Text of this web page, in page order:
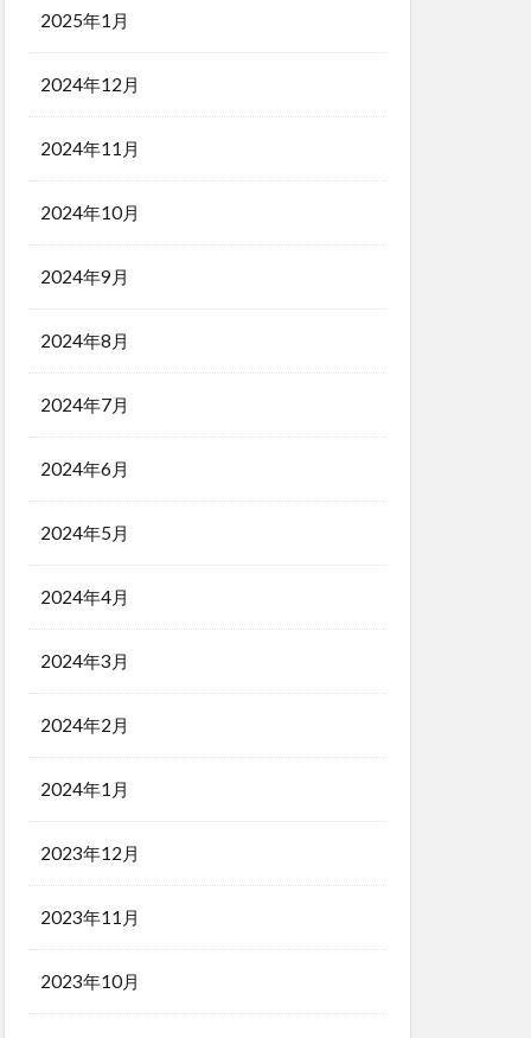
2025年1月
2024年12月
2024年11月
2024年10月
2024年9月
2024年8月
2024年7月
2024年6月
2024年5月
2024年4月
2024年3月
2024年2月
2024年1月
2023年12月
2023年11月
2023年10月